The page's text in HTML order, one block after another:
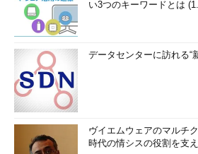
い3つのキーワードとは
データセンターに訪れる“
ヴイエムウェアのマルチ
時代の情シスの役割を支